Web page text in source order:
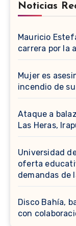
Noticias
Mauricio
carrera por la
Mujer es
incendio de
Ataque a
Las Heras,
Universidad
oferta
demandas de
Disco Bahía,
con